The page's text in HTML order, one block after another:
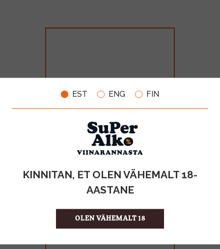
EST ENG FIN
KINNITAN, ET OLEN VÄHEMALT 18-
AASTANE
OLEN VÄHEMALT 18
Don Julio Reposado 38% 70cl
MAHT
0.7l
TOOTE LIIK
Piiritusjook